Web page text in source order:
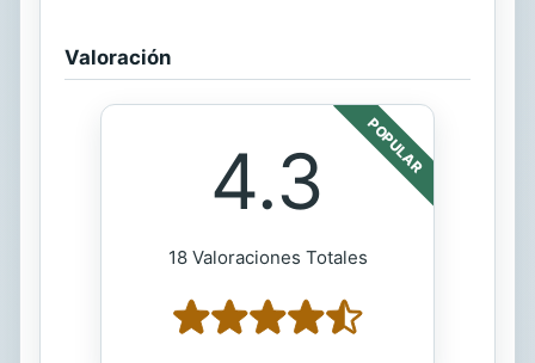
Valoración
POPULAR
4.3
18 Valoraciones Totales